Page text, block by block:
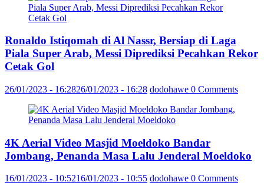
Ronaldo Istiqomah di Al Nassr, Bersiap di Laga
Piala Super Arab, Messi Diprediksi Pecahkan Rekor
Cetak Gol
26/01/2023 - 16:2826/01/2023 - 16:28 dodohawe 0 Comments
4K Aerial Video Masjid Moeldoko Bandar
Jombang, Penanda Masa Lalu Jenderal Moeldoko
16/01/2023 - 10:5216/01/2023 - 10:55 dodohawe 0 Comments